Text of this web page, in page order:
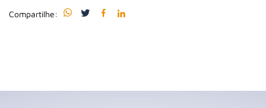
Compartilhe: